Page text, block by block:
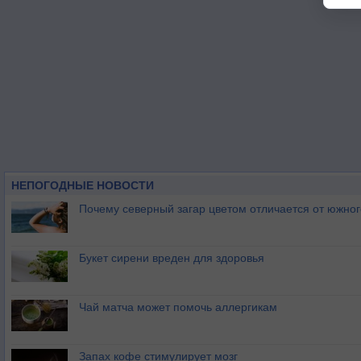
НЕПОГОДНЫЕ НОВОСТИ
Почему северный загар цветом отличается от
Букет сирени вреден для здоровья
Чай матча может помочь аллергикам
Запах кофе стимулирует мозг